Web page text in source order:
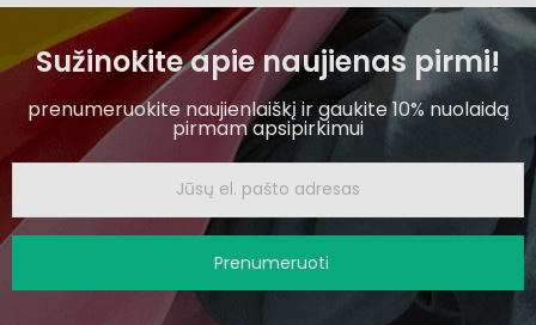
Sužinokite apie naujienas pirmi!
prenumeruokite naujienlaiškį ir gaukite 10% nuolaidą
pirmam apsipirkimui
Prenumeruoti